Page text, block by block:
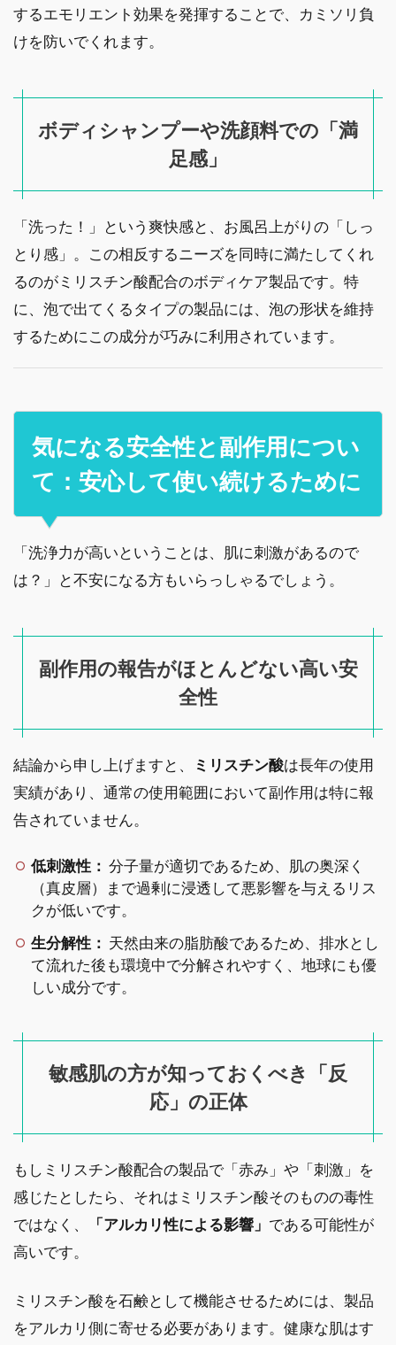
するエモリエント効果を発揮することで、カミソリ負
けを防いでくれます。
ボディシャンプーや洗顔料での「満
足感」
「洗った！」という爽快感と、お風呂上がりの「しっ
とり感」。この相反するニーズを同時に満たしてくれ
るのがミリスチン酸配合のボディケア製品です。特
に、泡で出てくるタイプの製品には、泡の形状を維持
するためにこの成分が巧みに利用されています。
気になる安全性と副作用につい
て：安心して使い続けるために
「洗浄力が高いということは、肌に刺激があるので
は？」と不安になる方もいらっしゃるでしょう。
副作用の報告がほとんどない高い安
全性
結論から申し上げますと、 ミリスチン酸は長年の使用
実績があり、通常の使用範囲において副作用は特に報
告されていません。
低刺激性： 分子量が適切であるため、肌の奥深く
（真皮層）まで過剰に浸透して悪影響を与えるリス
クが低いです。
生分解性： 天然由来の脂肪酸であるため、排水とし
て流れた後も環境中で分解されやすく、地球にも優
しい成分です。
敏感肌の方が知っておくべき「反
応」の正体
もしミリスチン酸配合の製品で「赤み」や「刺激」を
感じたとしたら、それはミリスチン酸そのものの毒性
ではなく、
「アルカリ性による影響」 である可能性が
高いです。
ミリスチン酸を石鹸として機能させるためには、製品
をアルカリ側に寄せる必要があります。健康な肌はす